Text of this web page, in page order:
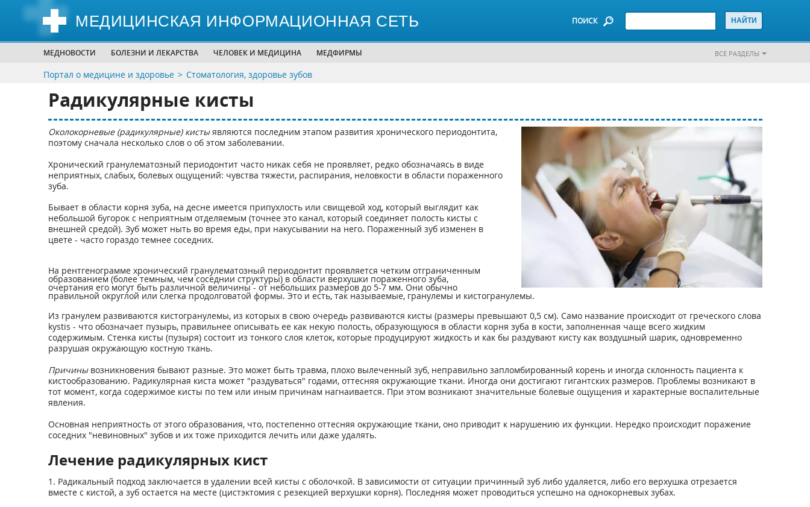
МЕДИЦИНСКАЯ ИНФОРМАЦИОННАЯ СЕТЬ ПОИСК
МЕДНОВОСТИ БОЛЕЗНИ И ЛЕКАРСТВА ЧЕЛОВЕК И МЕДИЦИНА МЕДФИРМЫ ВСЕ РАЗДЕЛЫ
Портал о медицине и здоровье Стоматология, здоровье зубов
Радикулярные кисты
Околокорневые (радикулярные) кистыявляются последним этапом развития хронического периодонтита,
поэтому сначала несколько слов о об этом заболевании.
Хронический гранулематозный периодонтит часто никак себя не проявляет, редко обозначаясь в виде
неприятных, слабых, болевых ощущений: чувства тяжести, распирания, неловкости в области пораженного
зуба.
Бывает в области корня зуба, на десне имеется припухлость или свищевой ход, который выглядит как
небольшой бугорок с неприятным отделяемым (точнее это канал, который соединяет полость кисты с
внешней средой). Зуб может ныть во время еды, при накусывании на него. Пораженный зуб изменен в
цвете - часто гораздо темнее соседних.
На рентгенограмме хронический гранулематозный периодонтит проявляется четким отграниченным
образованием (более темным, чем соседнии структуры) в области верхушки пораженного зуба,
очертания его могут быть различной величины - от небольших размеров до 5-7 мм. Они обычно
правильной округлой или слегка продолговатой формы. Это и есть, так называемые, гранулемы и кистогранулемы.
Из гранулем развиваются кистогранулемы, из которых в свою очередь развиваются кисты (размеры превышают 0,5 см). Само название происходит от греческого слова
kystis - что обозначает пузырь, правильнее описывать ее как некую полость, образующуюся в области корня зуба в кости, заполненная чаще всего жидким
содержимым. Стенка кисты (пузыря) состоит из тонкого слоя клеток, которые продуцируют жидкость и как бы раздувают кисту как воздушный шарик, одновременно
разрушая окружающую костную ткань.
Причинывозникновения бывают разные. Это может быть травма, плохо вылеченный зуб, неправильно запломбированный корень и иногда склонность пациента к
кистообразованию. Радикулярная киста может "раздуваться" годами, оттесняя окружающие ткани. Иногда они достигают гигантских размеров. Проблемы возникают в
тот момент, когда содержимое кисты по тем или иным причинам нагнаивается. При этом возникают значительные болевые ощущения и характерные воспалительные
явления.
Основная неприятность от этого образования, что, постепенно оттесняя окружающие ткани, оно приводит к нарушению их функции. Нередко происходит поражение
соседних "невиновных" зубов и их тоже приходится лечить или даже удалять.
Лечение радикулярных кист
1. Радикальный подход заключается в удалении всей кисты с оболочкой. В зависимости от ситуации причинный зуб либо удаляется, либо его верхушка отрезается
вместе с кистой, а зуб остается на месте (цистэктомия с резекцией верхушки корня). Последняя может проводиться успешно на однокорневых зубах.